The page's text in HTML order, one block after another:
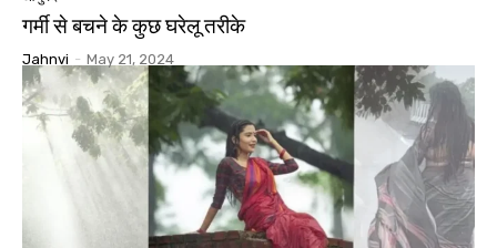
गर्मी से बचने के कुछ घरेलू तरीके
Jahnvi - May 21, 2024